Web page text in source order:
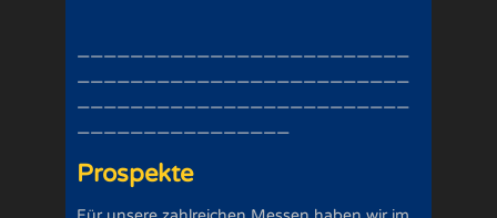
—————————————————————————
—————————————————————————
—————————————————————————
————————————————
Prospekte